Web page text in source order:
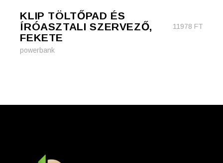
KLIP TÖLTŐPAD ÉS
ÍRÓASZTALI SZERVEZŐ,
FEKETE
11978 FT
powerbank